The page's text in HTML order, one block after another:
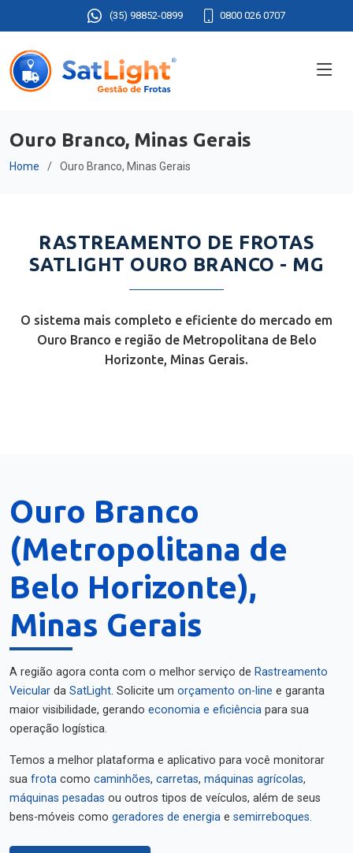
(35) 98852-0899 0800 026 0707
Ouro Branco, Minas Gerais
Home Ouro Branco, Minas Gerais
RASTREAMENTO DE FROTAS
SATLIGHT OURO BRANCO - MG
O sistema mais completo e eficiente do mercado em
Ouro Branco e região de Metropolitana de Belo
Horizonte, Minas Gerais.
Ouro Branco
(Metropolitana de
Belo Horizonte),
Minas Gerais
A região agora conta com o melhor serviço de Rastreamento
Veicular da SatLight. Solicite um orçamento on-line e garanta
maior visibilidade, gerando economia e eficiência para sua
operação logística.
Temos a melhor plataforma e aplicativo para você monitorar
sua frota como caminhões, carretas, máquinas agrícolas,
máquinas pesadas ou outros tipos de veículos, além de seus
bens-móveis como geradores de energia e semirreboques.